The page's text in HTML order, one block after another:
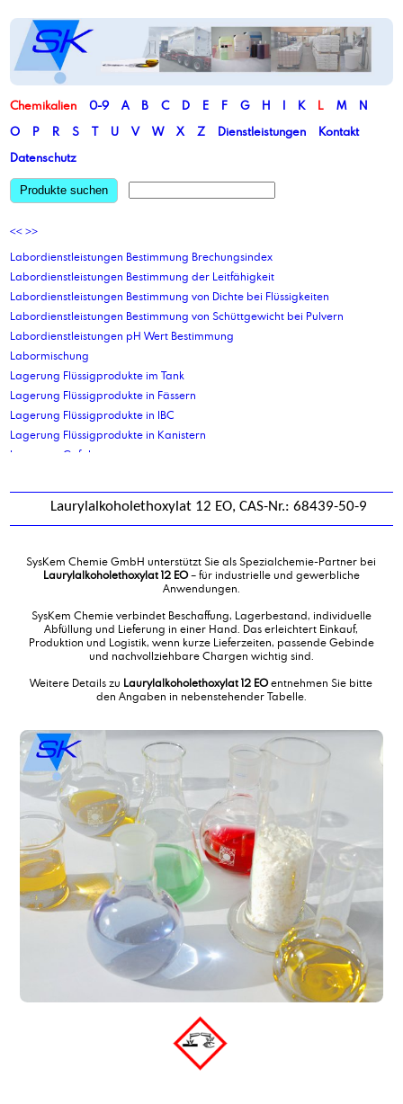
Chemikalien 0-9 A B C D E F G H I K L M
N
O
P R S T U V W X Z Dienstleistungen
Kontakt
Datenschutz
Produkte suchen
<< >>
Labordienstleistungen Bestimmung Brechungsindex
Labordienstleistungen Bestimmung der Leitfähigkeit
Labordienstleistungen Bestimmung von Dichte bei Flüssigkeiten
Labordienstleistungen Bestimmung von Schüttgewicht bei Pulvern
Labordienstleistungen pH Wert Bestimmung
Labormischung
Lagerung Flüssigprodukte im Tank
Lagerung Flüssigprodukte in Fässern
Lagerung Flüssigprodukte in IBC
Lagerung Flüssigprodukte in Kanistern
Lagerung Gefahrgut
Lagerung Stückgut
Lanolin, technisch
Laureth 7
Laurinsäure
Lauryl/Myristylalkohol 75/25
Laurylalkoholethoxylat 3 EO
Linolsäure
Lohnabfüllung Flüssigprodukte in Kanister bis 30ltr
Lohnabfüllung Gefahrgut in Flaschen
Lohnabfüllung in Flaschen
Lohnabfüllung Kleingebinde
Lohnabfüllung Kleingebinde Feststoffe
Lohnabfüllung von Feststoffen in Beutel
Lohnabfüllung von Feststoffen in Deckelfässer
Lohnabfüllung von Feststoffen in Eimer
Lohnabfüllung von Fetten und Pasten
Lohnherstellung von chemisch-technischen Produkten
Lohnherstellung von Emulgatoren
Lohnherstellung von öligen Produkten
Lohnherstellung von Produkten auf Lösemittelbasis
Lohnherstellung von Schmierstoffadditiven
Lohnherstellung von Wasserbehandlungsmitteln
Lohnherstellung von wässrigen Produkten
Laurylalkoholethoxylat 12 EO, CAS-Nr.: 68439-50-9
SysKem Chemie GmbH unterstützt Sie als Spezialchemie-Partner bei
Laurylalkoholethoxylat 12 EO– für industrielle und gewerbliche
Anwendungen.
SysKem Chemie verbindet Beschaffung, Lagerbestand, individuelle
Abfüllung und Lieferung in einer Hand. Das erleichtert Einkauf,
Produktion und Logistik, wenn kurze Lieferzeiten, passende Gebinde
und nachvollziehbare Chargen wichtig sind.
Weitere Details zu Laurylalkoholethoxylat 12 EOentnehmen Sie bitte
den Angaben in nebenstehender Tabelle.